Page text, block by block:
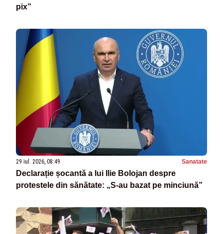
pix”
29 iul. 2026, 08:49 Sanatate
Declarație șocantă a lui Ilie Bolojan despre
protestele din sănătate: „S-au bazat pe minciună”